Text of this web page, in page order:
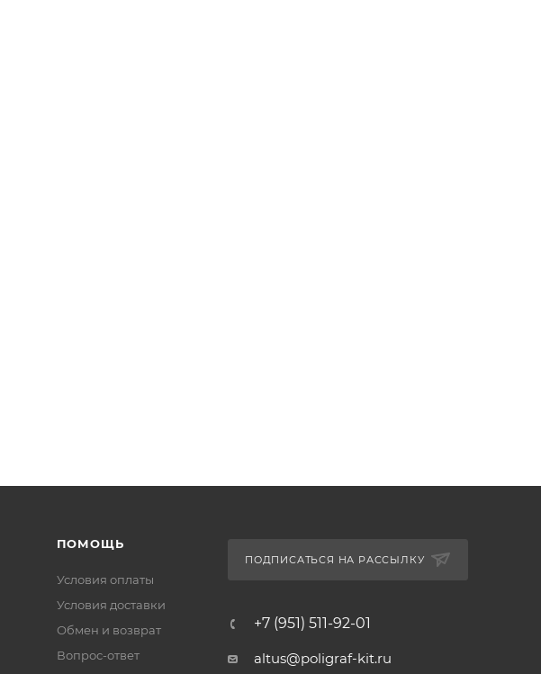
ПОМОЩЬ
Условия оплаты
Условия доставки
Обмен и возврат
Вопрос-ответ
ПОДПИСАТЬСЯ НА РАССЫЛКУ
+7 (951) 511-92-01
altus@poligraf-kit.ru